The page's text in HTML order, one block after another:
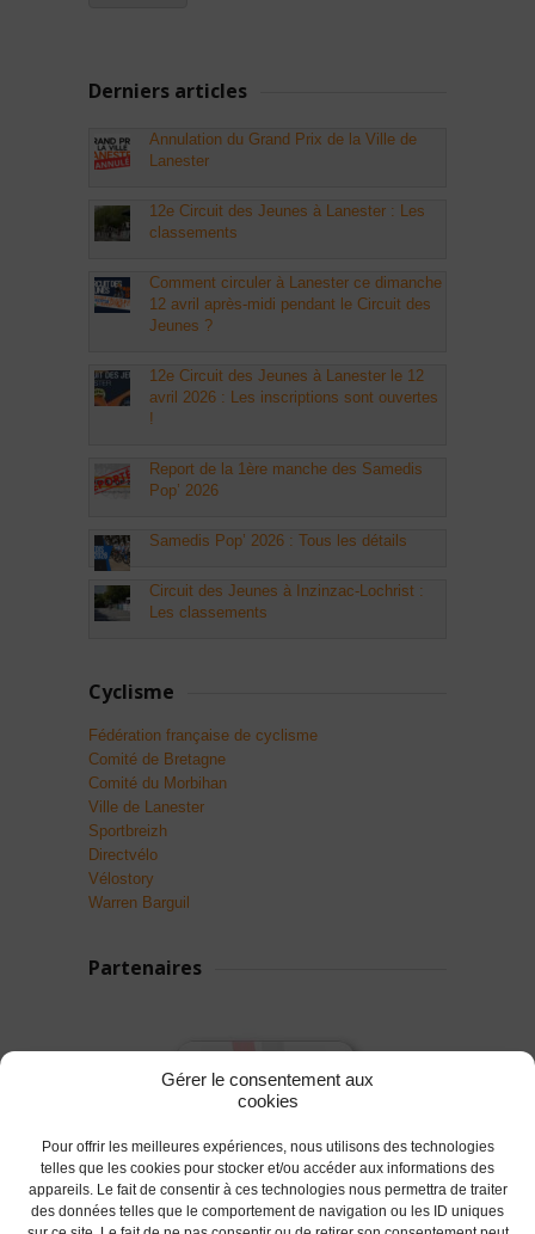
Gérer le consentement aux
cookies
Pour offrir les meilleures expériences, nous utilisons des technologies
telles que les cookies pour stocker et/ou accéder aux informations des
appareils. Le fait de consentir à ces technologies nous permettra de traiter
des données telles que le comportement de navigation ou les ID uniques
Derniers articles
Annulation du Grand Prix de la Ville de
Lanester
12e Circuit des Jeunes à Lanester : Les
classements
Comment circuler à Lanester ce dimanche
12 avril après-midi pendant le Circuit des
Jeunes ?
12e Circuit des Jeunes à Lanester le 12
avril 2026 : Les inscriptions sont ouvertes
!
Report de la 1ère manche des Samedis
Pop’ 2026
Samedis Pop’ 2026 : Tous les détails
Circuit des Jeunes à Inzinzac-Lochrist :
Les classements
Cyclisme
Fédération française de cyclisme
Comité de Bretagne
Comité du Morbihan
Ville de Lanester
Sportbreizh
Directvélo
Vélostory
Warren Barguil
Partenaires